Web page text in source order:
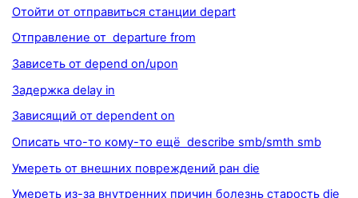
Отойти от отправиться станции depart
Отправление от departure from
Зависеть от depend on/upon
Задержка delay in
Зависящий от dependent on
Описать что-то кому-то ещё describe smb/smth smb
Умереть от внешних повреждений ран die
Умереть из-за внутренних причин болезнь старость die